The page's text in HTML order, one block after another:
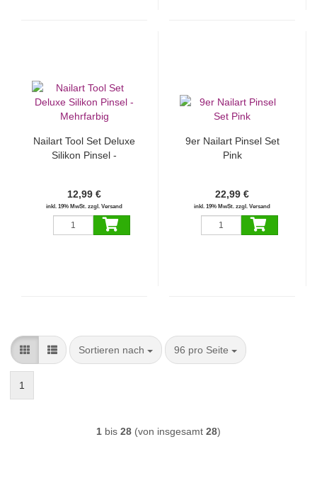
Nailart Tool Set Deluxe
Silikon Pinsel -
12,99 €
inkl. 19% MwSt. zzgl. Versand
9er Nailart Pinsel Set
Pink
22,99 €
inkl. 19% MwSt. zzgl. Versand
Sortieren nach
Sortieren nach 96 pro Seite
pro Seite
1
1 bis 28 (von insgesamt 28)